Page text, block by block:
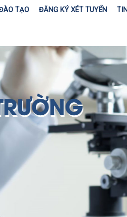
TẠO ĐĂNG KÝ XÉT TUYỂN